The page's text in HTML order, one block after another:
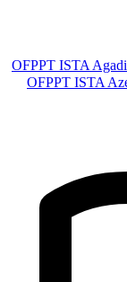
OFPPT ISTA
OFPPT ISTA